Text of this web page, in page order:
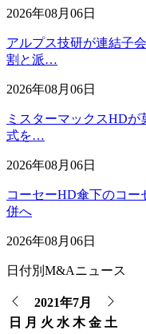
2026年08月06日
アルプス技研が連結子
割と派…
2026年08月06日
ミスターマックスHD
式を…
2026年08月06日
コーセーHD傘下のコー
併へ
2026年08月06日
日付別M&Aニュース
2021年7月
日
月 火 水 木 金 土